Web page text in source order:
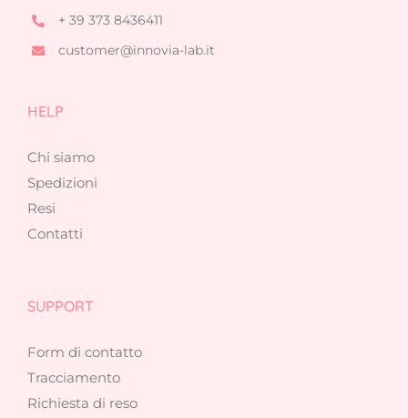
+ 39 373 8436411
customer@innovia-lab.it
HELP
Chi siamo
Spedizioni
Resi
Contatti
SUPPORT
Form di contatto
Tracciamento
Richiesta di reso